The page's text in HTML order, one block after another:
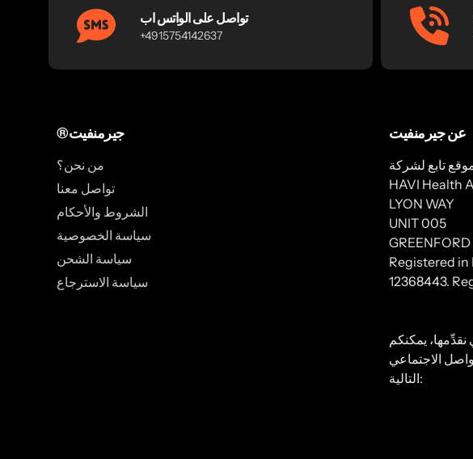
تواصل على الواتس اب
+4915754142637
®جيرمنفيت
من نحن؟
تواصل معنا
الشروط والأحكام
سياسة الخصوصية
سياسة الشحن
سياسة الاسترجاع
عن جيرمنفيت
تابع لشركة
HAVI Health
LYON WAY
UNIT 005
Registered
12368443.
يمكنكم
الاجتماعي
التالية: